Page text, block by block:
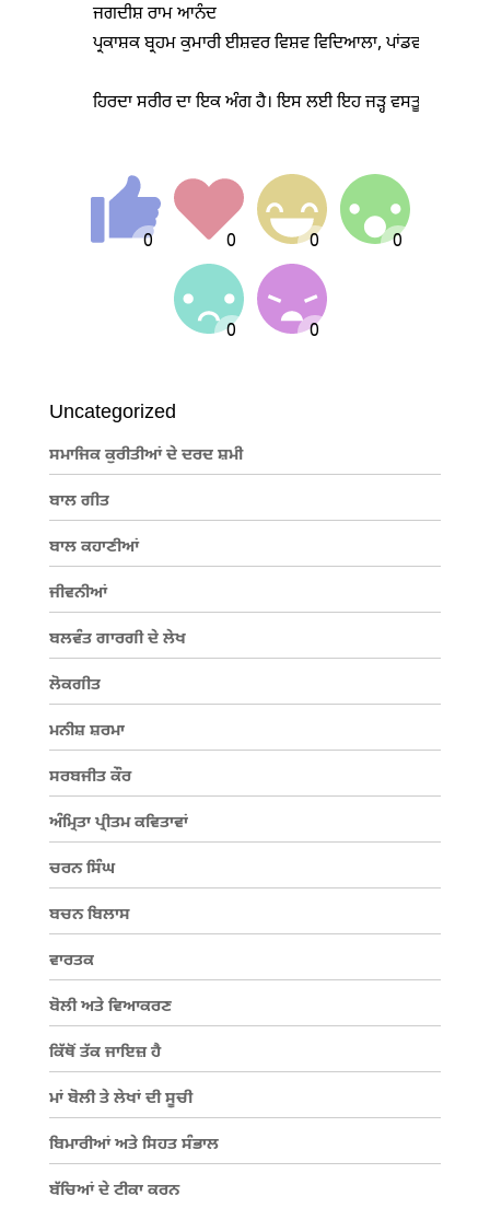
ਜਗਦੀਸ਼ ਰਾਮ ਆਨੰਦ
ਪ੍ਰਕਾਸ਼ਕ ਬ੍ਰਹਮ ਕੁਮਾਰੀ ਈਸ਼ਵਰ ਵਿਸ਼ਵ ਵਿਦਿਆਲਾ, ਪਾਂਡਵ ਭਵਨ,
ਹਿਰਦਾ ਸਰੀਰ ਦਾ ਇਕ ਅੰਗ ਹੈ। ਇਸ ਲਈ ਇਹ ਜੜ੍ਹ ਵਸਤੂ ਹੈ ਅਤੇ ਮਨ,
Uncategorized
ਸਮਾਜਿਕ ਕੁਰੀਤੀਆਂ ਦੇ ਦਰਦ ਸ਼ਮੀ
ਬਾਲ ਗੀਤ
ਬਾਲ ਕਹਾਣੀਆਂ
ਜੀਵਨੀਆਂ
ਬਲਵੰਤ ਗਾਰਗੀ ਦੇ ਲੇਖ
ਲੋਕਗੀਤ
ਮਨੀਸ਼ ਸ਼ਰਮਾ
ਸਰਬਜੀਤ ਕੌਰ
ਅੰਮ੍ਰਿਤਾ ਪ੍ਰੀਤਮ ਕਵਿਤਾਵਾਂ
ਚਰਨ ਸਿੰਘ
ਬਚਨ ਬਿਲਾਸ
ਵਾਰਤਕ
ਬੋਲੀ ਅਤੇ ਵਿਆਕਰਣ
ਕਿੱਥੋਂ ਤੱਕ ਜਾਇਜ਼ ਹੈ
ਮਾਂ ਬੋਲੀ ਤੇ ਲੇਖਾਂ ਦੀ ਸੂਚੀ
ਬਿਮਾਰੀਆਂ ਅਤੇ ਸਿਹਤ ਸੰਭਾਲ
ਬੱਚਿਆਂ ਦੇ ਟੀਕਾ ਕਰਨ